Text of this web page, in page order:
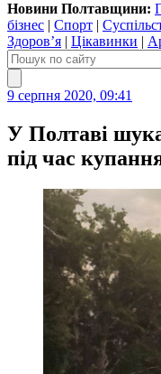
Новини Полтавщини:
бізнес | Спорт |
Здоров’я | Цікавинки |
9 серпня 2020, 09:41
У Полтаві
під час